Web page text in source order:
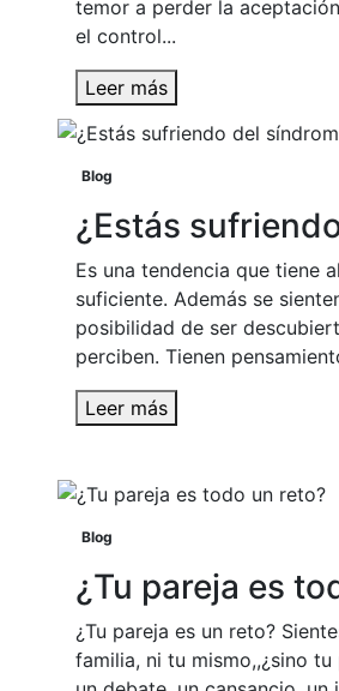
temor a perder la
el control...
Leer más
Blog
¿Estás
Es una tendencia que tiene
suficiente. Además se
posibilidad de ser
perciben. Tienen
Leer más
Blog
¿Tu pareja es
¿Tu pareja es un reto?
familia, ni tu mismo,,¿sino